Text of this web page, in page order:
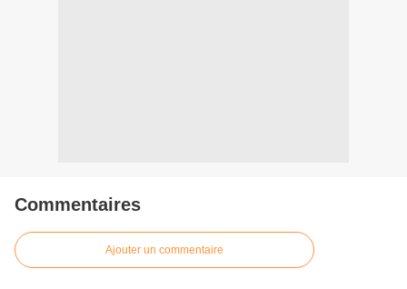
Commentaires
Ajouter un commentaire